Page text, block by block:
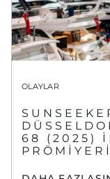
OLAYLAR
68 (2025)